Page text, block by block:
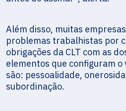
Além disso, muitas
problemas trabalhistas por
obrigações da CLT com as
elementos que configuram
são: pessoalidade,
subordinação.